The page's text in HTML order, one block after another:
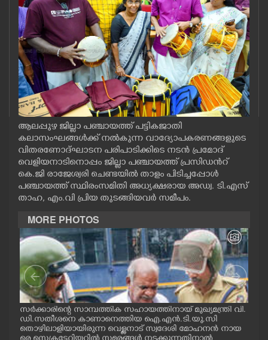
OBITUARY
NEWS 360
CASE DIARY
CINEMA
OPINION
PHOTOS
LIFESTYLE
SPIRITUAL
INFO+
ART
ആലപ്പുഴ ജില്ലാ പഞ്ചായത്ത് പട്ടികജാതി
കലാസംഘങ്ങൾക്ക് നൽകുന്ന വാദ്യോപകരണങ്ങളുടെ
വിതരണോദ്ഘാടന പരിപാടിക്കിടെ നടൻ പ്രമോദ്
വെളിയനാടിനൊപ്പം ജില്ലാ പഞ്ചായത്ത് പ്രസിഡൻറ്
കെ.ജി രാജേശ്വരി ചെണ്ടയിൽ താളം പിടിച്ചപ്പോൾ
പഞ്ചായത്ത് സ്ഥിരംസമിതി അധ്യക്ഷരായ അഡ്വ. ടി.എസ്
താഹ, എം.വി പ്രിയ തുടങ്ങിയവർ സമീപം.
MORE PHOTOS
സർക്കാരിന്റെ സാമ്പത്തിക സഹായത്തിനായ് മുഖ്യമന്ത്രി വി.
ഡി.സതീശനെ കാണാനെത്തിയ ഐ.എൻ.ടി.യു.സി
തൊഴിലാളിയായിരുന്ന വെള്ളനാട് സ്വദേശി മോഹനൻ നായ